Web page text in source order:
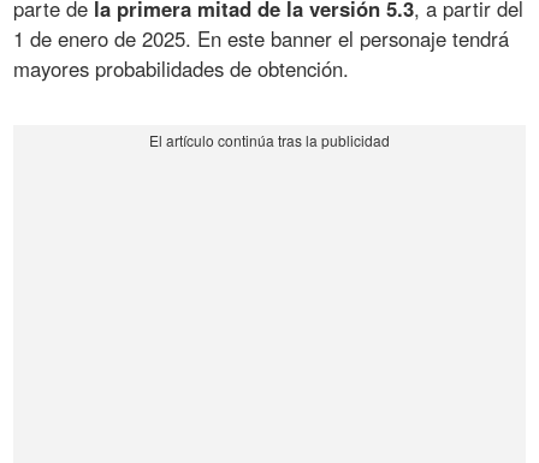
parte de la primera mitad de la versión 5.3, a partir del
1 de enero de 2025. En este banner el personaje tendrá
mayores probabilidades de obtención.